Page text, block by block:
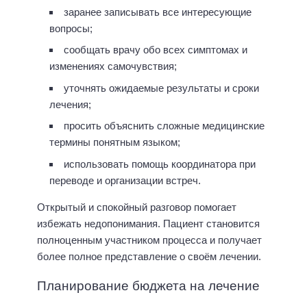
заранее записывать все интересующие
вопросы;
сообщать врачу обо всех симптомах и
изменениях самочувствия;
уточнять ожидаемые результаты и сроки
лечения;
просить объяснить сложные медицинские
термины понятным языком;
использовать помощь координатора при
переводе и организации встреч.
Открытый и спокойный разговор помогает
избежать недопонимания. Пациент становится
полноценным участником процесса и получает
более полное представление о своём лечении.
Планирование бюджета на лечение